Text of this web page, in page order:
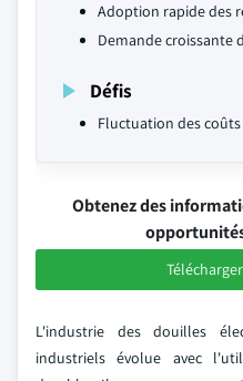
Adoption rapide des
Demande croissante
Défis
Fluctuation des
Obtenez des
L'industrie des douilles
industriels évolue avec